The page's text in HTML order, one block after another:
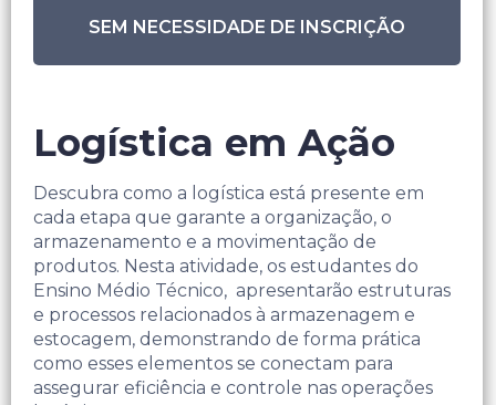
SEM NECESSIDADE DE INSCRIÇÃO
Logística em Ação
Descubra como a logística está presente em
cada etapa que garante a organização, o
armazenamento e a movimentação de
produtos. Nesta atividade, os estudantes do
Ensino Médio Técnico, apresentarão estruturas
e processos relacionados à armazenagem e
estocagem, demonstrando de forma prática
como esses elementos se conectam para
assegurar eficiência e controle nas operações